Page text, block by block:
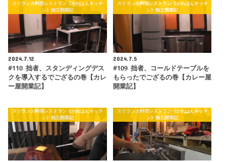
スリランカ料理レストラン《かれはんキッチ
ン》独立開業記
2024.7.12
#110 拙者、スタンディングデス
クを導入するでござるの巻【カレ
ー屋開業記】
スリランカ料理レストラン《かれはんキッチ
ン》独立開業記
2024.7.5
#109 拙者、コールドテーブルを
もらったでござるの巻【カレー屋
開業記】
スリランカ料理レストラン《かれはんキッチ
ン》独立開業記
スリランカ料理レストラン《かれはんキッチ
ン》独立開業記